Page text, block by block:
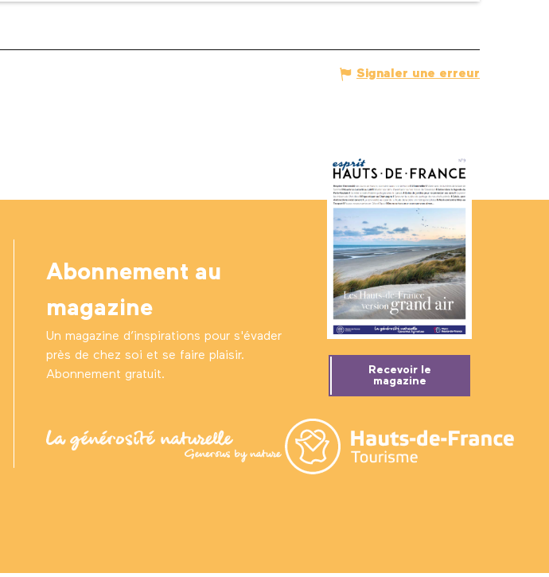
Signaler une erreur
Abonnement au
magazine
Un magazine d’inspirations pour s'évader
près de chez soi et se faire plaisir.
Abonnement gratuit.
Recevoir le
magazine